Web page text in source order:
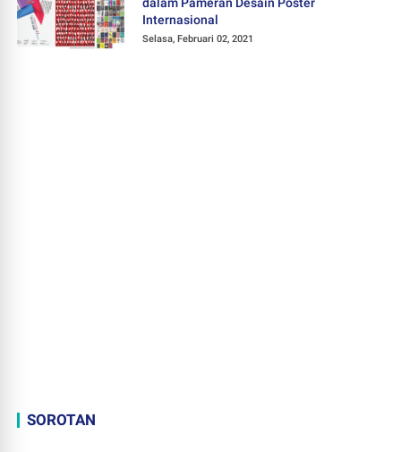
Internasional
Selasa, Februari 02, 2021
SOROTAN